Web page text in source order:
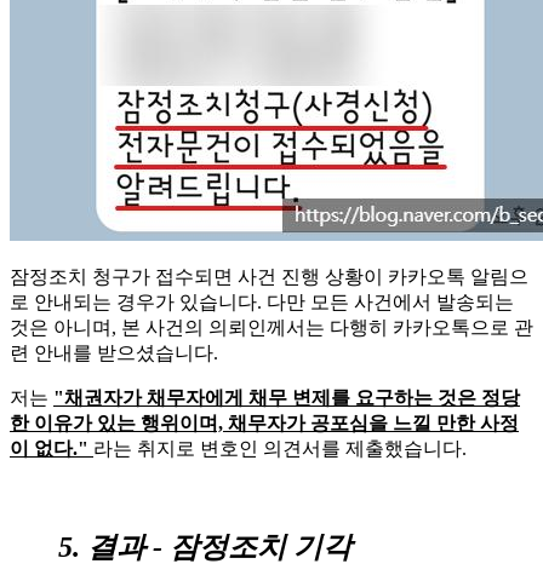
잠정조치 청구가 접수되면 사건 진행 상황이 카카오톡 알림으
로 안내되는 경우가 있습니다. 다만 모든 사건에서 발송되는
것은 아니며, 본 사건의 의뢰인께서는 다행히 카카오톡으로 관
련 안내를 받으셨습니다.
저는 "채권자가 채무자에게 채무 변제를 요구하는 것은 정당
한 이유가 있는 행위이며, 채무자가 공포심을 느낄 만한 사정
이 없다." 라는 취지로 변호인 의견서를 제출했습니다.
5. 결과 - 잠정조치 기각